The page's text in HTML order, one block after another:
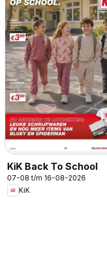
KiK Back To School
07-08 t/m 16-08-2026
KiK